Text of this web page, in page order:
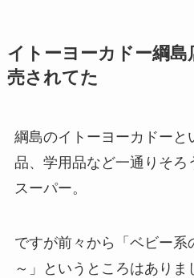
イトーヨーカドー綱島
売されてた
綱島のイトーヨーカドーと
品、学用品など一通りそろ
スーパー。
ですが前々から「ベビー系
～」というところはありま